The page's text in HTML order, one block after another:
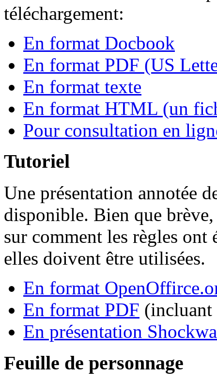
téléchargement:
En format Docbook
En format PDF (US
En format texte
En format HTML (un
Pour consultation en
Tutoriel
Une présentation annotée
disponible. Bien que
sur comment les règles ont
elles doivent être utilisées.
En format
En format PDF (incluant
En présentation
Feuille de personnage